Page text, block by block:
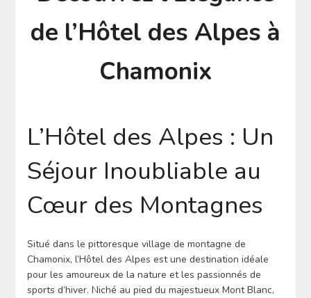
de l’Hôtel des Alpes à
Chamonix
L’Hôtel des Alpes : Un
Séjour Inoubliable au
Cœur des Montagnes
Situé dans le pittoresque village de montagne de
Chamonix, l’Hôtel des Alpes est une destination idéale
pour les amoureux de la nature et les passionnés de
sports d’hiver. Niché au pied du majestueux Mont Blanc,